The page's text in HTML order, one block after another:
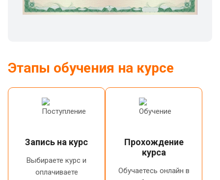
Этапы обучения на курсе
Запись на курс
Выбираете курс и
оплачиваете
Прохождение
курса
Обучаетесь онлайн в